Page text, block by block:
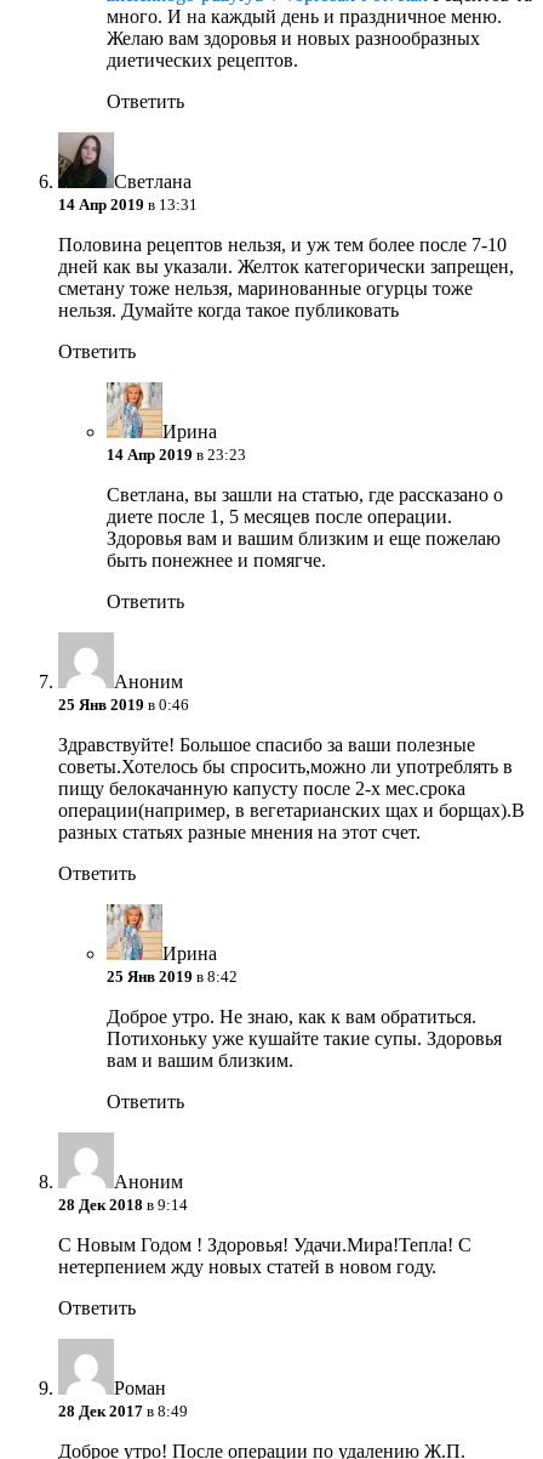
много. И на каждый день и праздничное меню.
Желаю вам здоровья и новых разнообразных
диетических рецептов.
Ответить
Светлана
14 Апр 2019 в 13:31
Половина рецептов нельзя, и уж тем более после 7-10
дней как вы указали. Желток категорически запрещен,
сметану тоже нельзя, маринованные огурцы тоже
нельзя. Думайте когда такое публиковать
Ответить
Ирина
14 Апр 2019 в 23:23
Светлана, вы зашли на статью, где рассказано о
диете после 1, 5 месяцев после операции.
Здоровья вам и вашим близким и еще пожелаю
быть понежнее и помягче.
Ответить
Аноним
25 Янв 2019 в 0:46
Здравствуйте! Большое спасибо за ваши полезные
советы.Хотелось бы спросить,можно ли употреблять в
пищу белокачанную капусту после 2-х мес.срока
операции(например, в вегетарианских щах и борщах).В
разных статьях разные мнения на этот счет.
Ответить
Ирина
25 Янв 2019 в 8:42
Доброе утро. Не знаю, как к вам обратиться.
Потихоньку уже кушайте такие супы. Здоровья
вам и вашим близким.
Ответить
Аноним
28 Дек 2018 в 9:14
С Новым Годом ! Здоровья! Удачи.Мира!Тепла! С
нетерпением жду новых статей в новом году.
Ответить
Роман
28 Дек 2017 в 8:49
Доброе утро! После операции по удалению Ж.П.